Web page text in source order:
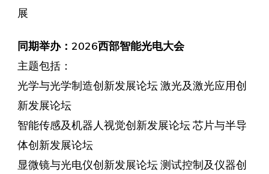
展
同期举办：2026西部智能光电大会
主题包括：
光学与光学制造创新发展论坛 激光及激光应用创
新发展论坛
智能传感及机器人视觉创新发展论坛 芯片与半导
体创新发展论坛
显微镜与光电仪创新发展论坛 测试控制及仪器创